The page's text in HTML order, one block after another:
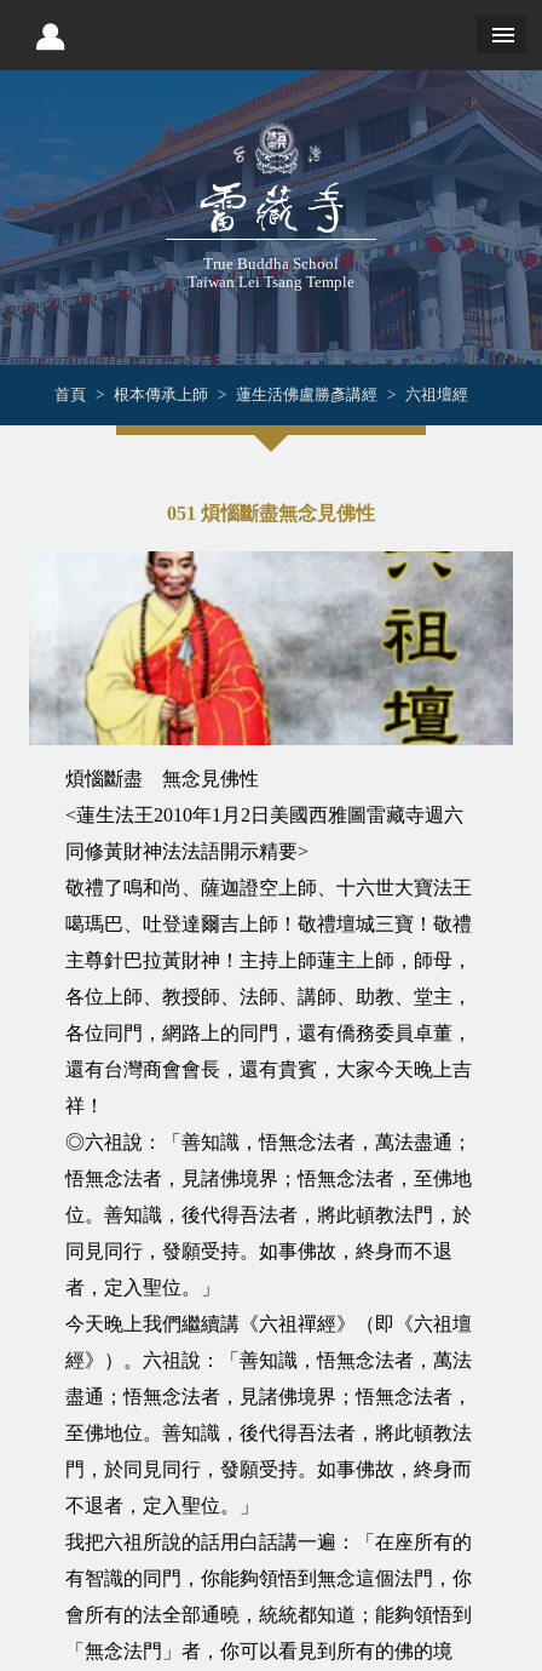
True Buddha School
Taiwan Lei Tsang Temple
首頁 根本傳承上師 蓮生活佛盧勝彥講經 六祖壇經
051 煩惱斷盡無念見佛性
煩惱斷盡 無念見佛性
<蓮生法王2010年1月2日美國西雅圖雷藏寺週六
同修黃財神法法語開示精要>
敬禮了鳴和尚、薩迦證空上師、十六世大寶法王
噶瑪巴、吐登達爾吉上師！敬禮壇城三寶！敬禮
主尊針巴拉黃財神！主持上師蓮主上師，師母，
各位上師、教授師、法師、講師、助教、堂主，
各位同門，網路上的同門，還有僑務委員卓董，
還有台灣商會會長，還有貴賓，大家今天晚上吉
祥！
◎六祖說：「善知識，悟無念法者，萬法盡通；
悟無念法者，見諸佛境界；悟無念法者，至佛地
位。善知識，後代得吾法者，將此頓教法門，於
同見同行，發願受持。如事佛故，終身而不退
者，定入聖位。」
今天晚上我們繼續講《六祖禪經》（即《六祖壇
經》）。六祖說：「善知識，悟無念法者，萬法
盡通；悟無念法者，見諸佛境界；悟無念法者，
至佛地位。善知識，後代得吾法者，將此頓教法
門，於同見同行，發願受持。如事佛故，終身而
不退者，定入聖位。」
我把六祖所說的話用白話講一遍：「在座所有的
有智識的同門，你能夠領悟到無念這個法門，你
會所有的法全部通曉，統統都知道；能夠領悟到
「無念法門」者，你可以看見到所有的佛的境